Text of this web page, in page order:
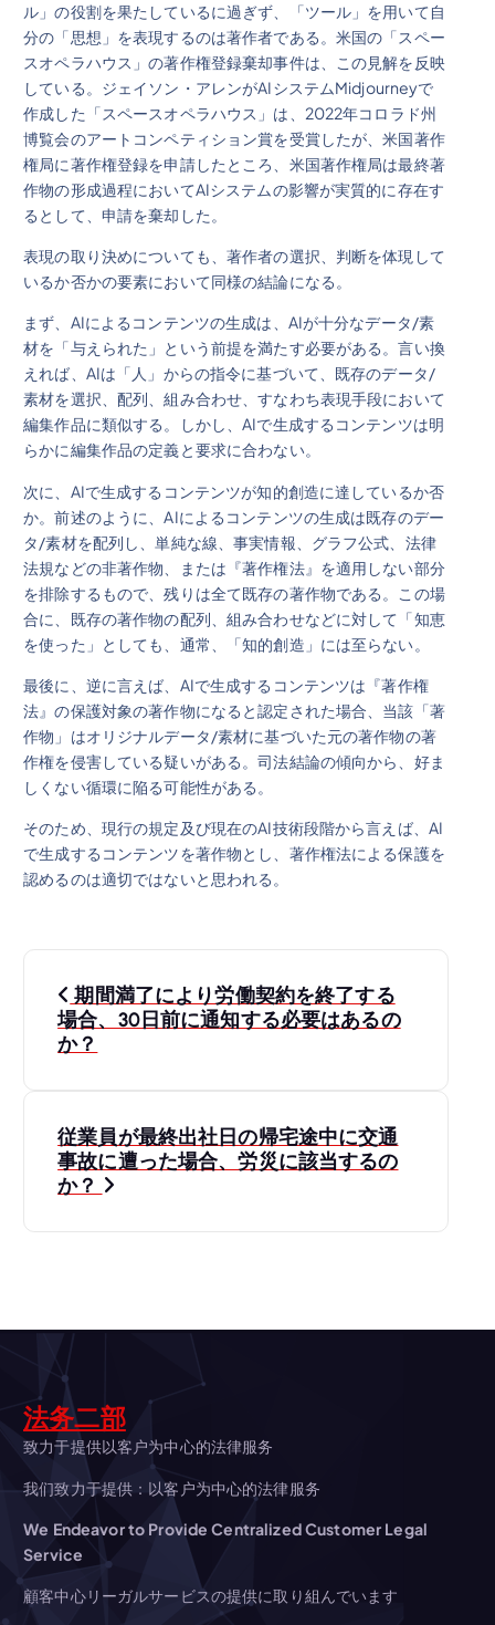
ル」の役割を果たしているに過ぎず、「ツール」を用いて自
分の「思想」を表現するのは著作者である。米国の「スペー
スオペラハウス」の著作権登録棄却事件は、この見解を反映
している。ジェイソン・アレンがAIシステムMidjourneyで
作成した「スペースオペラハウス」は、2022年コロラド州
博覧会のアートコンペティション賞を受賞したが、米国著作
権局に著作権登録を申請したところ、米国著作権局は最終著
作物の形成過程においてAIシステムの影響が実質的に存在す
るとして、申請を棄却した。
表現の取り決めについても、著作者の選択、判断を体現して
いるか否かの要素において同様の結論になる。
まず、AIによるコンテンツの生成は、AIが十分なデータ/素
材を「与えられた」という前提を満たす必要がある。言い換
えれば、AIは「人」からの指令に基づいて、既存のデータ/
素材を選択、配列、組み合わせ、すなわち表現手段において
編集作品に類似する。しかし、AIで生成するコンテンツは明
らかに編集作品の定義と要求に合わない。
次に、AIで生成するコンテンツが知的創造に達しているか否
か。前述のように、AIによるコンテンツの生成は既存のデー
タ/素材を配列し、単純な線、事実情報、グラフ公式、法律
法規などの非著作物、または『著作権法』を適用しない部分
を排除するもので、残りは全て既存の著作物である。この場
合に、既存の著作物の配列、組み合わせなどに対して「知恵
を使った」としても、通常、「知的創造」には至らない。
最後に、逆に言えば、AIで生成するコンテンツは『著作権
法』の保護対象の著作物になると認定された場合、当該「著
作物」はオリジナルデータ/素材に基づいた元の著作物の著
作権を侵害している疑いがある。司法結論の傾向から、好ま
しくない循環に陥る可能性がある。
そのため、現行の規定及び現在のAI技術段階から言えば、AI
で生成するコンテンツを著作物とし、著作権法による保護を
認めるのは適切ではないと思われる。
投
稿
ビ
ゲ
ョ
ン
期間満了により労働契約を終了する
場合、30日前に通知する必要はあるの
か？
従業員が最終出社日の帰宅途中に交通
事故に遭った場合、労災に該当するの
か？
法务二部
致力于提供以客户为中心的法律服务
我们致力于提供：以客户为中心的法律服务
We Endeavor to Provide Centralized Customer Legal
Service
顧客中心リーガルサービスの提供に取り組んでいます